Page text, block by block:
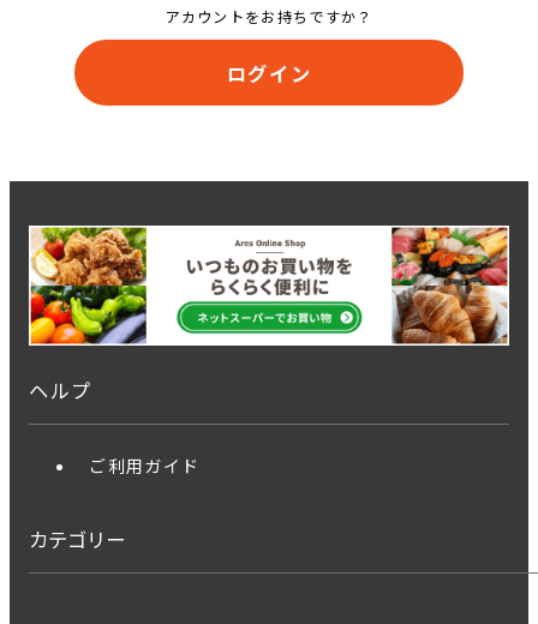
アカウントをお持ちですか？
ログイン
ヘルプ
ご利用ガイド
カテゴリー